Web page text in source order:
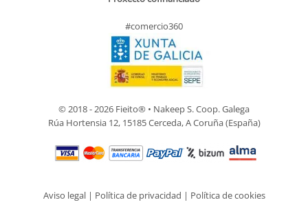
#comercio360
© 2018 - 2026 Fieito® • Nakeep S. Coop. Galega
Rúa Hortensia 12, 15185 Cerceda, A Coruña (España)
Aviso legal| Política de privacidad | Política de cookies